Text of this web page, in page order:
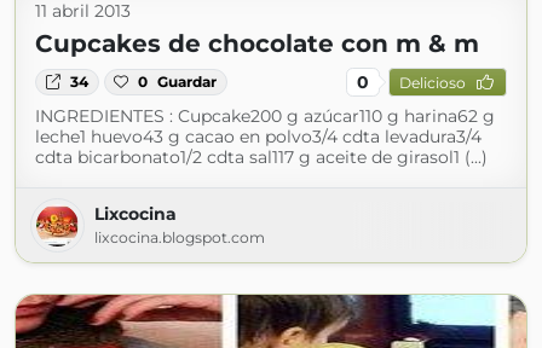
11 abril 2013
Cupcakes de chocolate con m & m
34 0 Guardar 0 Delicioso
INGREDIENTES : Cupcake200 g azúcar110 g harina62 g
leche1 huevo43 g cacao en polvo3/4 cdta levadura3/4
cdta bicarbonato1/2 cdta sal117 g aceite de girasol1 (...)
Lixcocina
lixcocina.blogspot.com